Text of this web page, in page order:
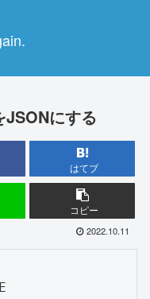
にする
はてブ
コピー
2022.10.11